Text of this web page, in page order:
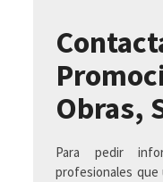
Obras,
Para pedir
profesionales que